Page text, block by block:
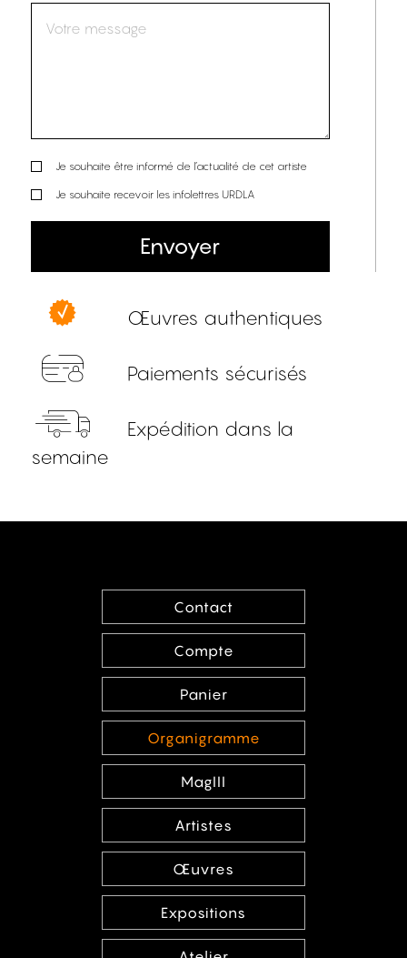
Je souhaite être informé de l’actualité de cet artiste
Je souhaite recevoir les infolettres URDLA
Envoyer
Œuvres authentiques
Paiements sécurisés
Expédition dans la
semaine
Contact
Compte
Panier
Organigramme
MagIII
Artistes
Œuvres
Expositions